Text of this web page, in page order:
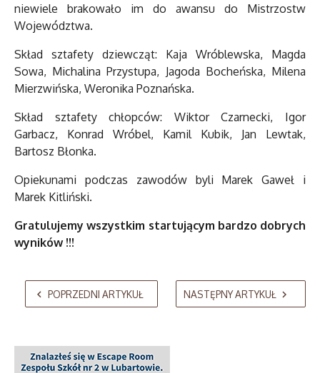
niewiele brakowało im do awansu do Mistrzostw
Województwa.
Skład sztafety dziewcząt: Kaja Wróblewska, Magda
Sowa, Michalina Przystupa, Jagoda Bocheńska, Milena
Mierzwińska, Weronika Poznańska.
Skład sztafety chłopców: Wiktor Czarnecki, Igor
Garbacz, Konrad Wróbel, Kamil Kubik, Jan Lewtak,
Bartosz Błonka.
Opiekunami podczas zawodów byli Marek Gaweł i
Marek Kitliński.
Gratulujemy wszystkim startującym bardzo dobrych
wyników !!!
AdmirorGallery 5.2.0, author/sVasiljevski Kekeljevic.
POPRZEDNI ARTYKUŁ NASTĘPNY ARTYKUŁ